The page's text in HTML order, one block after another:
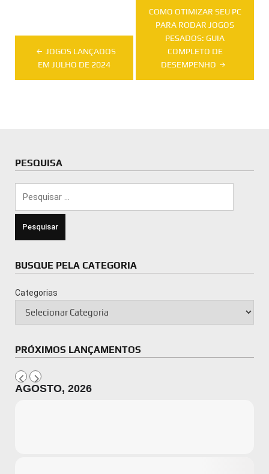
de
PostJOGOS LANÇADOS
EM JULHO DE 2024
COMO OTIMIZAR SEU PC
PARA RODAR JOGOS
PESADOS: GUIA
COMPLETO DE
DESEMPENHO
PESQUISA
BUSQUE PELA CATEGORIA
Categorias
PRÓXIMOS LANÇAMENTOS
AGOSTO, 2026